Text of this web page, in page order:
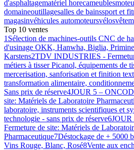
d'asphaltagematériel horecameubles
domaineoutillagesalles de bainssport et
magasinvéhicules automoteursvélos
Top 10 ventes
1 Sélection de machines-outils CNC de
d'usinage OKK, Hanwha, Biglia,
Karstens2TDV INDUSTRIES -
métiers à tisser Picanol, équipements de
mercerisation, sanforisation et finition
transformation alimentaire,
Sans prix de réserve4JOUR 5 –
site: Matériels de Laboratoire
laboratoire, instruments scientifiques et
technologie - sans prix de réserve6
Fermeture de site: Matériels de
Pharmaceutique7Déstockage de + 5000
Vins Rouge, Blanc, Rosé8Vente aux